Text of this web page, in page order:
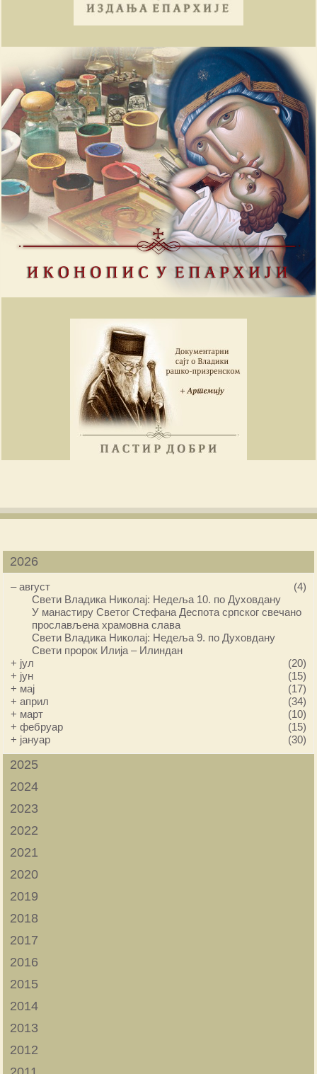
2026
–август
(4)
Свети Владика Николај: Недеља 10. по Духовдану
У манастиру Светог Стефана Деспота српског свечано
прослављена храмовна слава
Свети Владика Николај: Недеља 9. по Духовдану
Свети пророк Илија – Илиндан
+ јул
(20)
+ јун
(15)
+ мај
(17)
+април
(34)
+ март
(10)
+фебруар
(15)
+ јануар (30)
2025
2024
2023
2022
2021
2020
2019
2018
2017
2016
2015
2014
2013
2012